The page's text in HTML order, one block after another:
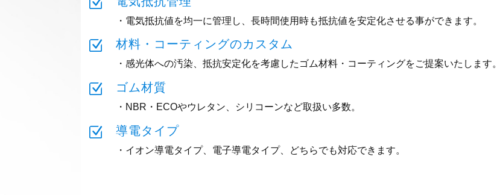
・電気抵抗値を均一に管理し、長時間使用時も抵抗値を安定化させる事ができます。
Z 材料・コーティングのカスタム
・感光体への汚染、抵抗安定化を考慮したゴム材料・コーティングをご提案いたします。
Z ゴム材質
・NBR・ECOやウレタン、シリコーンなど取扱い多数。
Z 導電タイプ
・イオン導電タイプ、電子導電タイプ、どちらでも対応できます。